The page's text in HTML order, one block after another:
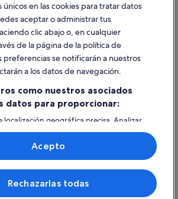
de hotel o de un alquiler vacacional
internacionales
una empresa de Expedia Group. Todos los
Expedia y el logotipo de Expedia son marcas
comerciales registradas de Expedia, Inc.
en las cookies para tratar datos
aceptar o administrar tus
clic abajo o, en cualquier
de la página de la política de
preferencias se notificarán a nuestros
a los datos de navegación.
como nuestros asociados
datos para proporcionar:
localización geográfica precisa. Analizar
características del dispositivo para su
la información en un dispositivo
Publicidad y contenido personalizados,
y contenido, investigación de
de servicios.
(proveedores)
Rechazarlas todas
Acepto